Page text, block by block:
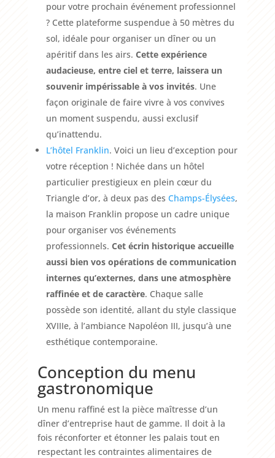
pour votre prochain événement professionnel
? Cette plateforme suspendue à 50 mètres du
sol, idéale pour organiser un dîner ou un
apéritif dans les airs. Cette expérience
audacieuse, entre ciel et terre, laissera un
souvenir impérissable à vos invités. Une
façon originale de faire vivre à vos convives
un moment suspendu, aussi exclusif
qu’inattendu.
L’hôtel Franklin. Voici un lieu d’exception pour
votre réception ! Nichée dans un hôtel
particulier prestigieux en plein cœur du
Triangle d’or, à deux pas des Champs-Élysées,
la maison Franklin propose un cadre unique
pour organiser vos événements
professionnels. Cet écrin historique accueille
aussi bien vos opérations de communication
internes qu’externes, dans une atmosphère
raffinée et de caractère. Chaque salle
possède son identité, allant du style classique
XVIIIe, à l’ambiance Napoléon III, jusqu’à une
esthétique contemporaine.
Conception du menu
gastronomique
Un menu raffiné est la pièce maîtresse d’un
dîner d’entreprise haut de gamme. Il doit à la
fois réconforter et étonner les palais tout en
respectant les contraintes alimentaires de